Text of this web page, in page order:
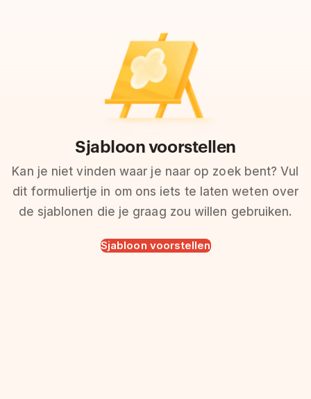
Sjabloon voorstellen
Kan je niet vinden waar je naar op zoek bent? Vul
dit formuliertje in om ons iets te laten weten over
de sjablonen die je graag zou willen gebruiken.
Sjabloon voorstellen